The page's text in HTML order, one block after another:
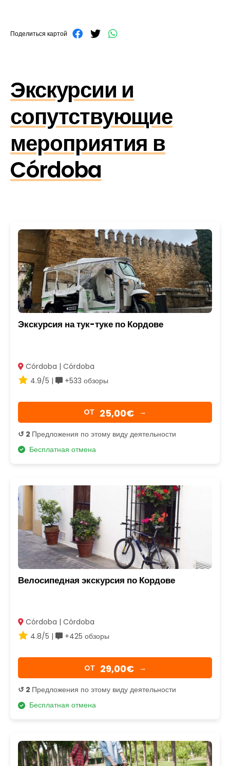
Поделиться картой
Экскурсии и
сопутствующие
мероприятия в
Córdoba
Экскурсия на тук-туке по Кордове
Córdoba | Córdoba
4.9/5 |
+533 обзоры
OТ 25,00€ →
↺ 2 Предложения по этому виду деятельности
Бесплатная отмена
Велосипедная экскурсия по Кордове
Córdoba | Córdoba
4.8/5 |
+425 обзоры
OТ 29,00€ →
↺ 2 Предложения по этому виду деятельности
Бесплатная отмена